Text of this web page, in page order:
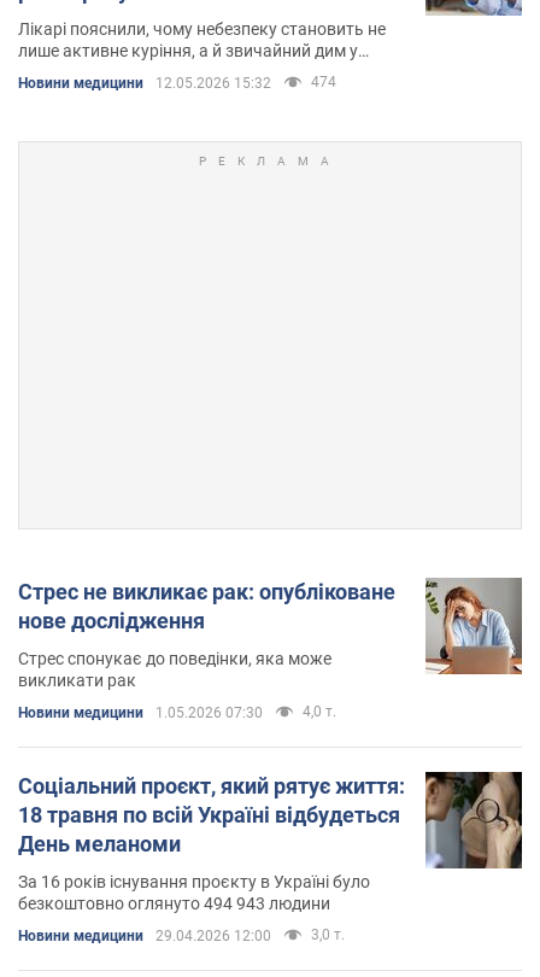
Лікарі пояснили, чому небезпеку становить не
лише активне куріння, а й звичайний дим у
Новини медицини 12.05.2026 15:32 474
Стрес не викликає рак: опубліковане
нове дослідження
Стрес спонукає до поведінки, яка може
викликати рак
Новини медицини 1.05.2026 07:30 4,0 т.
Соціальний проєкт, який рятує життя:
18 травня по всій Україні відбудеться
День меланоми
За 16 років існування проєкту в Україні було
безкоштовно оглянуто 494 943 людини
Новини медицини 29.04.2026 12:00 3,0 т.